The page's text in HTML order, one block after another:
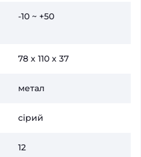
-10 ~ +50
78 х 110 х 37
метал
сірий
12